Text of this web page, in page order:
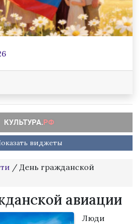
виджеты
/ День гражданской
авиации
Люди